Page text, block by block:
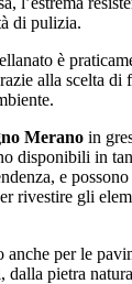
di pulizia.
è
alla scelta di
Merano in
disponibili in
e
rivestire gli
anche per le
dalla pietra